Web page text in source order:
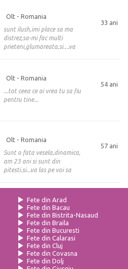
33 ani
Olt - Romania
sunt ilush,imi place sa ma
distrez,sa-mi fac multi
prieteni,glumareata,si....va
54 ani
Olt - Romania
...tot ceea ce ai vrea tu sa fiu
pentru tine...
57 ani
Olt - Romania
Sunt o fata vesela,dinamica,
am 23 ani si sunt din
pitesti.si...va las pe voi sa
Fete din Arad
Fete din Bacau
Fete din Bistrita-Nasaud
Fete din Braila
Fete din Bucuresti
Fete din Calarasi
Fete din Cluj
Fete din Covasna
Fete din Dolj